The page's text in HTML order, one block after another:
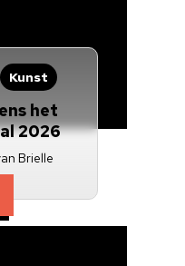
Kunst
het
2026
Brielle